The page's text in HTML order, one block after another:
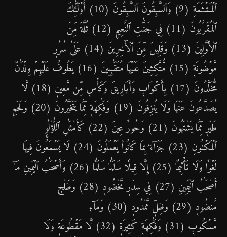
ٱلۡمَشۡـَٔمَةِ (9) وَٱلسَّٰبِقُونَ ٱلسَّٰبِقُونَ (10) أُوْلَٰٓئِكَ
ٱلۡمُقَرَّبُونَ (11) فِي جَنَّٰتِ ٱلنَّعِيمِ (12) ثُلَّةٞ مِّنَ
ٱلۡأَوَّلِينَ (13) وَقَلِيلٞ مِّنَ ٱلۡأٓخِرِينَ (14) عَلَىٰ سُرُرٖ
مَّوۡضُونَةٖ (15) مُّتَّكِـِٔينَ عَلَيۡهَا مُتَقَٰبِلِينَ (16) يَطُوفُ عَلَيۡهِمۡ وِلۡدَٰنٞ
مُّخَلَّدُونَ (17) بِأَكۡوَابٖ وَأَبَارِيقَ وَكَأۡسٖ مِّن مَّعِينٖ (18) لَّا
يُصَدَّعُونَ عَنۡهَا وَلَا يُنزِفُونَ (19) وَفَٰكِهَةٖ مِّمَّا يَتَخَيَّرُونَ (20) وَلَحۡمِ
طَيۡرٖ مِّمَّا يَشۡتَهُونَ (21) وَحُورٌ عِينٞ (22) كَأَمۡثَٰلِ ٱللُّؤۡلُوِٕ
ٱلۡمَكۡنُونِ (23) جَزَآءَۢ بِمَا كَانُواْ يَعۡمَلُونَ (24) لَا يَسۡمَعُونَ فِيهَا
لَغۡوٗا وَلَا تَأۡثِيمًا (25) إِلَّا قِيلٗا سَلَٰمٗا سَلَٰمٗا (26) وَأَصۡحَٰبُ ٱلۡيَمِينِ مَآ
أَصۡحَٰبُ ٱلۡيَمِينِ (27) فِي سِدۡرٖ مَّخۡضُودٖ (28) وَطَلۡحٖ
مَّنضُودٖ (29) وَظِلّٖ مَّمۡدُودٖ (30) وَمَآءٖ
مَّسۡكُوبٖ (31) وَفَٰكِهَةٖ كَثِيرَةٖ (32) لَّا مَقۡطُوعَةٖ وَلَا